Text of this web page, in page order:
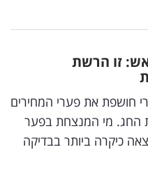
זו הרשת
חושפת את פערי המחירים
החג. מי המנצחת בפער
כיקרה ביותר בבדיקה